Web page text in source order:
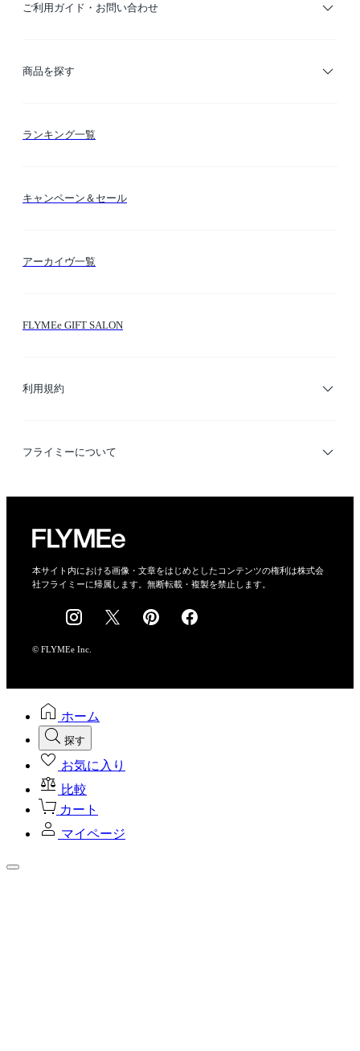
ご利用ガイド・お問い合わせ
ご利用ガイド
商品を探す
カテゴリー検索
ランキング一覧
キャンペーン＆セール
アーカイヴ一覧
FLYMEe GIFT SALON
利用規約
利用規約
フライミーについて
会社概要
採用情報
本サイト内における画像・文章をはじめとしたコンテンツの権利は株式会
社フライミーに帰属します。無断転載・複製を禁止します。
© FLYMEe Inc.
ホーム
探す
お気に入り
比較
カート
マイページ